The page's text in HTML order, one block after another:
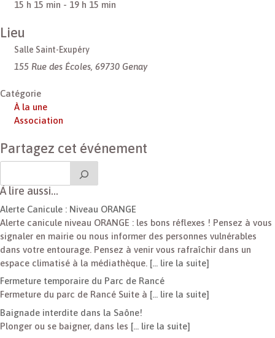
15 h 15 min - 19 h 15 min
Lieu
Salle Saint-Exupéry
155 Rue des Écoles, 69730 Genay
Catégorie
À la une
Association
Partagez cet événement
À lire aussi…
Alerte Canicule : Niveau ORANGE
Alerte canicule niveau ORANGE : les bons réflexes ! Pensez à vous
signaler en mairie ou nous informer des personnes vulnérables
dans votre entourage. Pensez à venir vous rafraîchir dans un
espace climatisé à la médiathèque. [… lire la suite]
Fermeture temporaire du Parc de Rancé
Fermeture du parc de Rancé Suite à [… lire la suite]
Baignade interdite dans la Saône!
Plonger ou se baigner, dans les [… lire la suite]